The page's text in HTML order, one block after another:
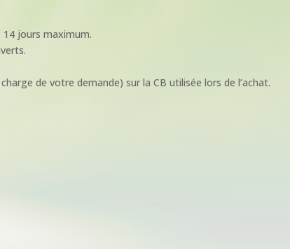
jours maximum.
de votre demande) sur la CB utilisée lors de l’achat.